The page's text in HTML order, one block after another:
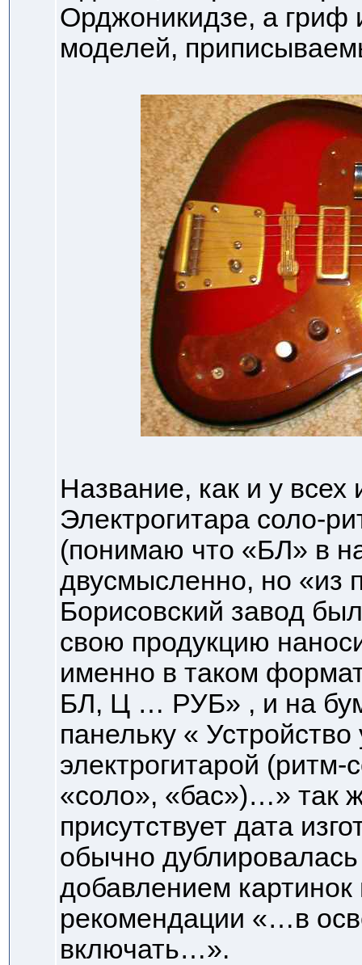
Орджоникидзе, а гриф
моделей,
Название, как и у всех
Электрогитара соло-
(понимаю что «БЛ» в
двусмысленно, но
Борисовский завод
свою продукцию
именно в таком
БЛ, Ц … РУБ» , и на
панельку «
электрогитарой
«соло», «бас»)…» так
присутствует дата
обычно
добавлением
рекомендации «…в
включать…».